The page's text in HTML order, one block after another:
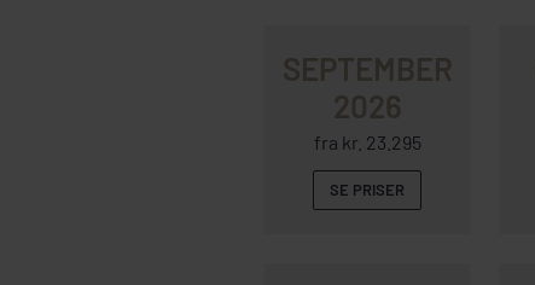
SEPTEMBER
2026
fra kr. 23.295
SE PRISER